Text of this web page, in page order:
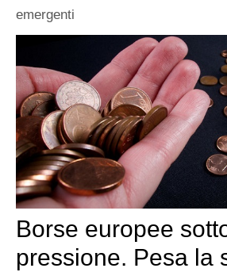
emergenti
Borse europee
pressione. Pesa la